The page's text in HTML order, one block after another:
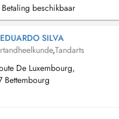
beschikbaar
SILVA
,Tandarts
De Luxembourg,
Bettembourg